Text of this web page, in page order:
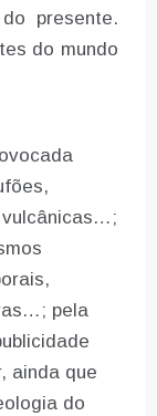
presente.
do mundo
vulcânicas…;
pela
ainda que
do